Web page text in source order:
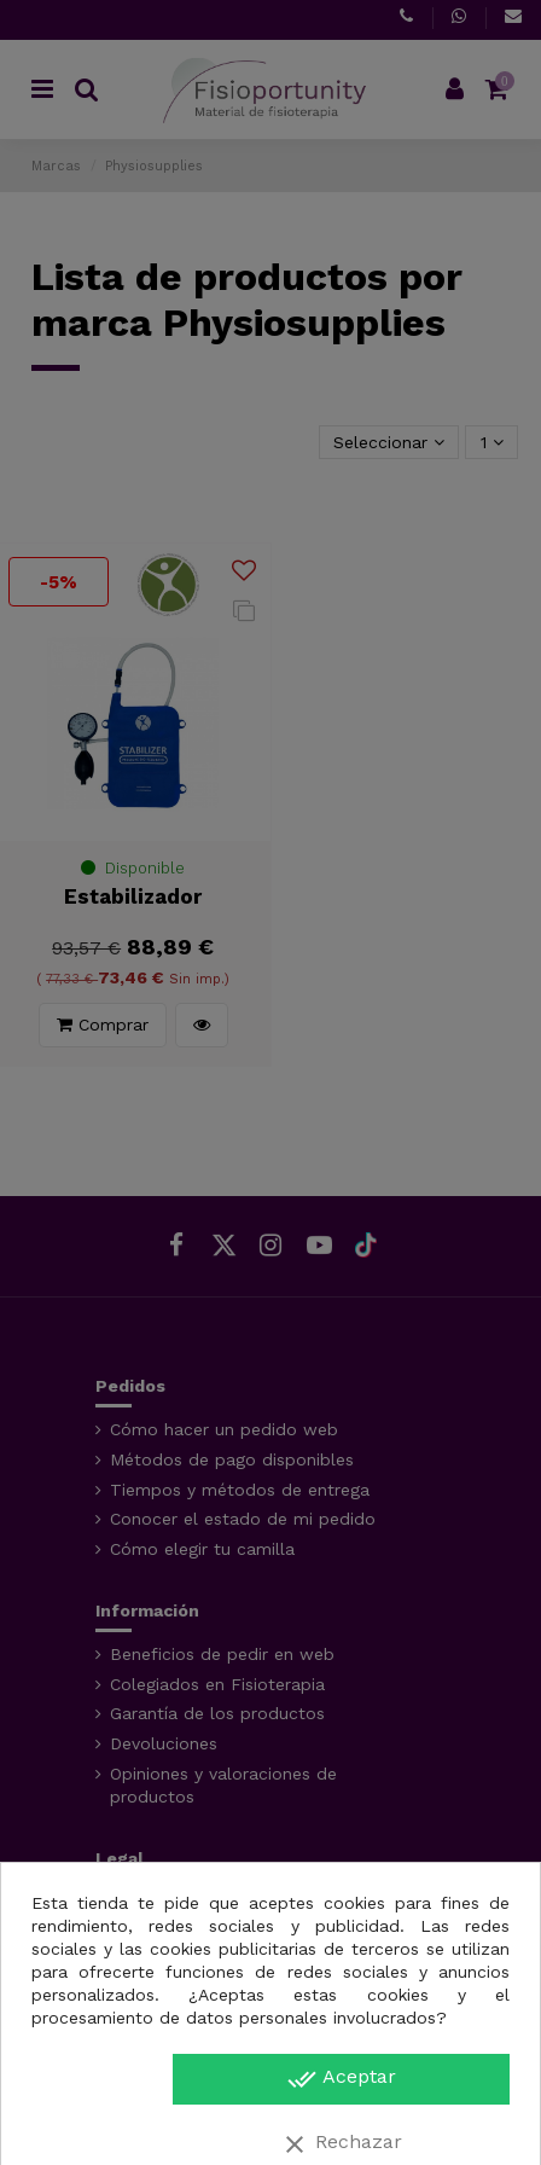
0
Marcas Physiosupplies
Lista de productos por
marca Physiosupplies
Seleccionar 1
-5%
Disponible
Estabilizador
93,57 € 88,89 €
(77,33 €73,46 € Sin imp.)
Comprar
Pedidos
Cómo hacer un pedido web
Métodos de pago disponibles
Tiempos y métodos de entrega
Conocer el estado de mi pedido
Cómo elegir tu camilla
Información
Beneficios de pedir en web
Colegiados en Fisioterapia
Garantía de los productos
Devoluciones
Opiniones y valoraciones de
productos
Legal
Aviso Legal
Condiciones generales
Política de privacidad
Uso de cookies
Fisioportunity S.L.
Avenida de la juventud,
25, nave A
30110. Cabezo de Torres
Esta tienda te pide que aceptes cookies para fines de
rendimiento, redes sociales y publicidad. Las redes
sociales y las cookies publicitarias de terceros se utilizan
para ofrecerte funciones de redes sociales y anuncios
personalizados. ¿Aceptas estas cookies y el
procesamiento de datos personales involucrados?
done_all Aceptar
clear Rechazar